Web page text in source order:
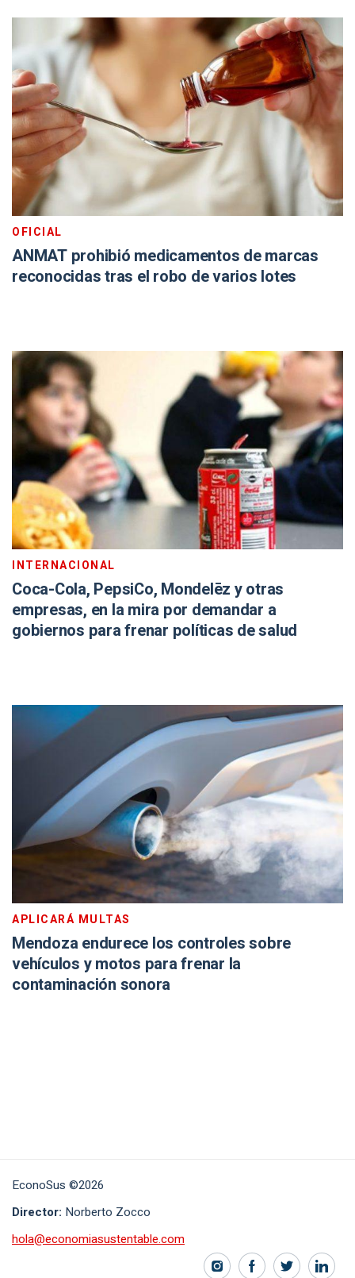
OFICIAL
ANMAT prohibió medicamentos de marcas
reconocidas tras el robo de varios lotes
INTERNACIONAL
Coca-Cola, PepsiCo, Mondelēz y otras
empresas, en la mira por demandar a
gobiernos para frenar políticas de salud
APLICARÁ MULTAS
Mendoza endurece los controles sobre
vehículos y motos para frenar la
contaminación sonora
EconoSus ©2026
Director: Norberto Zocco
hola@economiasustentable.com